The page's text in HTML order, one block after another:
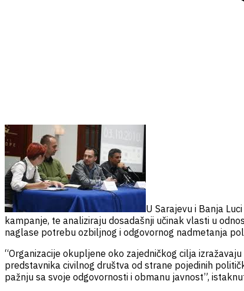
U Sarajevu i Banja
kampanje, te analiziraju dosadašnji učinak vlasti u
naglase potrebu ozbiljnog i odgovornog nadmetanja
“Organizacije okupljene oko zajedničkog cilja
predstavnika civilnog društva od strane pojedinih
pažnju sa svoje odgovornosti i obmanu javnost”,